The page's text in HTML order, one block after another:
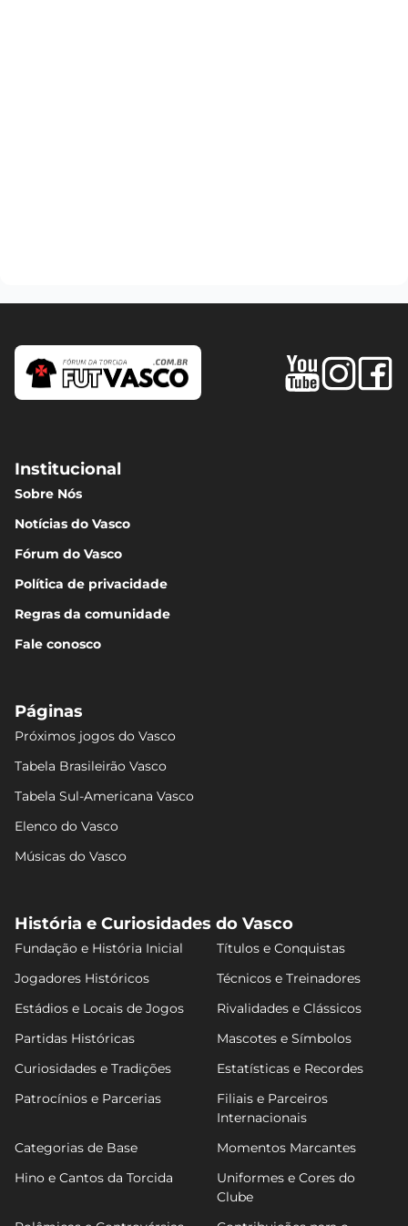
Institucional
Sobre Nós
Notícias do Vasco
Fórum do Vasco
Política de privacidade
Regras da comunidade
Fale conosco
Páginas
Próximos jogos do Vasco
Tabela Brasileirão Vasco
Tabela Sul-Americana Vasco
Elenco do Vasco
Músicas do Vasco
História e Curiosidades do Vasco
Fundação e História Inicial
Títulos e Conquistas
Jogadores Históricos
Técnicos e Treinadores
Estádios e Locais de Jogos
Rivalidades e Clássicos
Partidas Históricas
Mascotes e Símbolos
Curiosidades e Tradições
Estatísticas e Recordes
Patrocínios e Parcerias
Filiais e Parceiros
Internacionais
Categorias de Base
Momentos Marcantes
Hino e Cantos da Torcida
Uniformes e Cores do
Clube